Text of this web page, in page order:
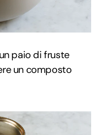
paio di fruste
un composto